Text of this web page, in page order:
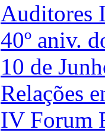
Auditores
40º aniv.
10 de
Relações
IV Forum